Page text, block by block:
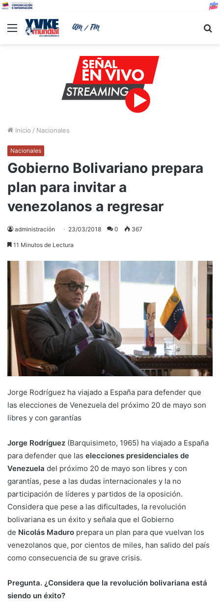
Menu
Inicio / Nacionales
Nacionales
Gobierno Bolivariano prepara
plan para invitar a
venezolanos a regresar
administración 23/03/2018 0 367
11 Minutos de Lectura
Jorge Rodríguez ha viajado a España para defender que
las elecciones de Venezuela del próximo 20 de mayo son
libres y con garantías
Jorge Rodríguez (Barquisimeto, 1965) ha viajado a España
para defender que las elecciones presidenciales de
Venezuela del próximo 20 de mayo son libres y con
garantías, pese a las dudas internacionales y la no
participación de líderes y partidos de la oposición.
Considera que pese a las dificultades, la revolución
bolivariana es un éxito y señala que el Gobierno
de Nicolás Maduro prepara un plan para que vuelvan los
venezolanos que, por cientos de miles, han salido del país
como consecuencia de su grave crisis.
Pregunta. ¿Considera que la revolución bolivariana está
siendo un éxito?